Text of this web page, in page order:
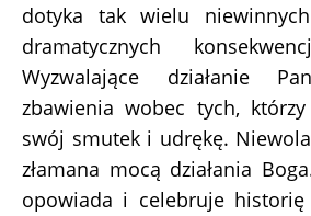
dotyka tak wielu
dramatycznych
Wyzwalające działanie
zbawienia wobec tych,
swój smutek i udrękę.
złamana mocą działania
opowiada i celebruje historię